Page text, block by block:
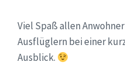
Viel Spaß allen
Ausflüglern bei einer
Ausblick.